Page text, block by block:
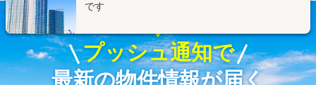
プッシュ通知で
最新の物件情報が届く
です